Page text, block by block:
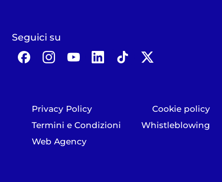
Seguici su
Privacy Policy
Cookie policy
Termini e Condizioni
Whistleblowing
Web Agency